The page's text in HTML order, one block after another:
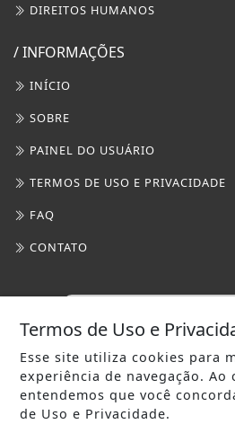
DIREITOS HUMANOS
/ INFORMAÇÕES
INÍCIO
SOBRE
PAINEL DO USUÁRIO
TERMOS DE USO E PRIVACIDADE
FAQ
CONTATO
RADAR DA FRONTEIRA- TODOS OS
Termos de Uso e
Esse site utiliza cookies para
experiência de navegação. Ao
entendemos que você
de Uso e Privacidade.